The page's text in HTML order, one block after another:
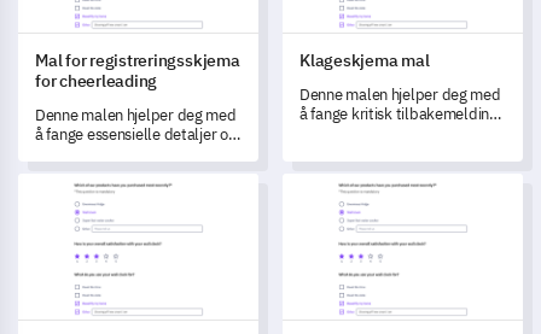
Mal for registreringsskjema
for cheerleading
Denne malen hjelper deg med
å fange essensielle detaljer om
effektivt.
Klageskjema mal
Denne malen hjelper deg med
å fange kritisk tilbakemelding
Mal for merkevareundersøkelse Mal for forespørsel om fri